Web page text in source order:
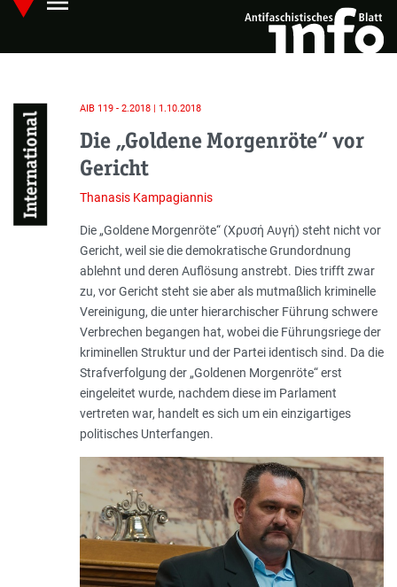
Skip
main
Hauptmenü öffnen
International
AIB 119 - 2.2018 | 1.10.2018
Die „Goldene Morgenröte“ vor
Gericht
Thanasis Kampagiannis
Einleitung
Die „Goldene Morgenröte“ (Χρυσή Αυγή) steht nicht vor
Gericht, weil sie die demokratische Grundordnung
ablehnt und deren Auflösung anstrebt. Dies trifft zwar
zu, vor Gericht steht sie aber als mutmaßlich kriminelle
Vereinigung, die unter hierarchischer Führung schwere
Verbrechen begangen hat, wobei die Führungsriege der
kriminellen Struktur und der Partei identisch sind. Da die
Strafverfolgung der „Goldenen Morgenröte“ erst
eingeleitet wurde, nachdem diese im Parlament
vertreten war, handelt es sich um ein einzigartiges
politisches Unterfangen.